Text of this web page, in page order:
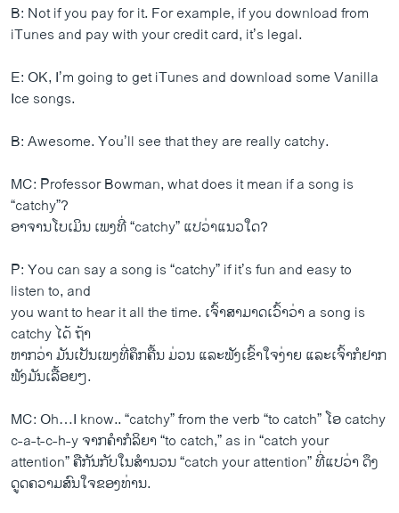
B: Not if you pay for it. For example, if you download from
iTunes and pay with your credit card, it’s legal.
E: OK, I’m going to get iTunes and download some Vanilla
Ice songs.
B: Awesome. You’ll see that they are really catchy.
MC: Professor Bowman, what does it mean if a song is
“catchy”?
ອາຈານ​ໂບ​ເມິ​ນ ​ເພງທີ່ “catchy” ​ແປ​ວ່າ​ແນວ​ໃດ?
P: You can say a song is “catchy” if it’s fun and easy to
listen to, and
you want to hear it all the time. ​ເຈົ້າ​ສາມາດ​ເວົ້າ​ວ່າ a song is
catchy ​ໄດ້ ຖ້າ
ຫາກ​ວ່າ ມັນ​ເປັນ​ເພງ​ທີ່​ຄຶກຄື້ນ ​ມ່ວນ ​ແລະ​ຟັງ​ເຂົ້າ​ໃຈງ່າ​ຍ ​ແລະ​ເຈົ້າ​ກໍ​ຢາກ​
ຟັງ​ມັນ​ເລື້ອຍໆ.
MC: Oh…I know.. “catchy” from the verb “to catch” ​ໂອ catchy
c-a-t-c-h-y ຈາກ​ຄໍາ​ກໍ​ລິ​ຍາ “to catch,” as in “catch your
attention” ຄື​ກັນ​ກັບ​ໃນ​ສໍານວນ “catch your attention” ທີ່​ແປ​ວ່າ ດຶງ​
ດູດ​ຄວາມ​ສົນ​ໃຈ​ຂອງ​ທ່ານ.